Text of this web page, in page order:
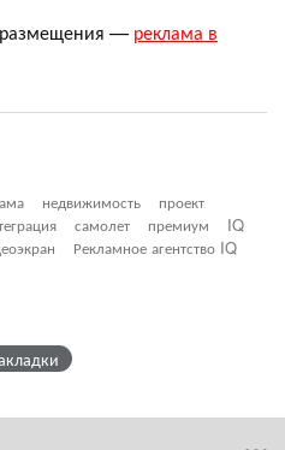
размещения — реклама в
недвижимость
проект
самолет премиум
IQ
Рекламное агентство IQ